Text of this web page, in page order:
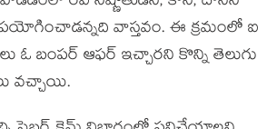
ఉపయోగించాడన్నది వాస్తవం. ఈ క్రమంలో ఐ
ఓ బంపర్ ఆఫర్ ఇచ్చారని కొన్ని తెలుగు
వచ్చాయి.